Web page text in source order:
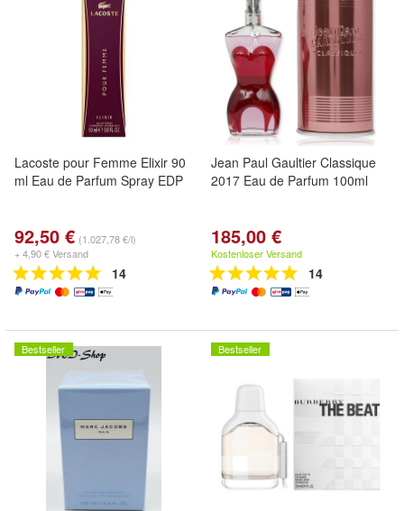
Lacoste pour Femme Elixir 90
ml Eau de Parfum Spray EDP
92,50 € (1.027,78 €/l)
+ 4,90 € Versand
14
Jean Paul Gaultier Classique
2017 Eau de Parfum 100ml
185,00 €
Kostenloser Versand
14
Bestseller Bestseller